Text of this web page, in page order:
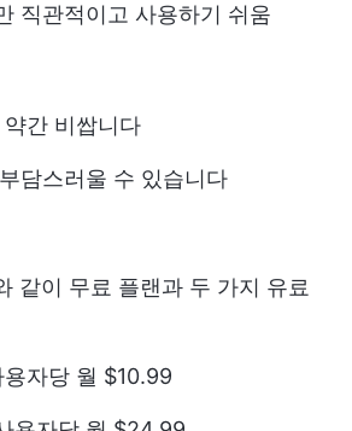
직관적이고 사용하기 쉬움
간 비쌉니다
담스러울 수 있습니다
같이 무료 플랜과 두 가지 유료
용자당 월 $10.99